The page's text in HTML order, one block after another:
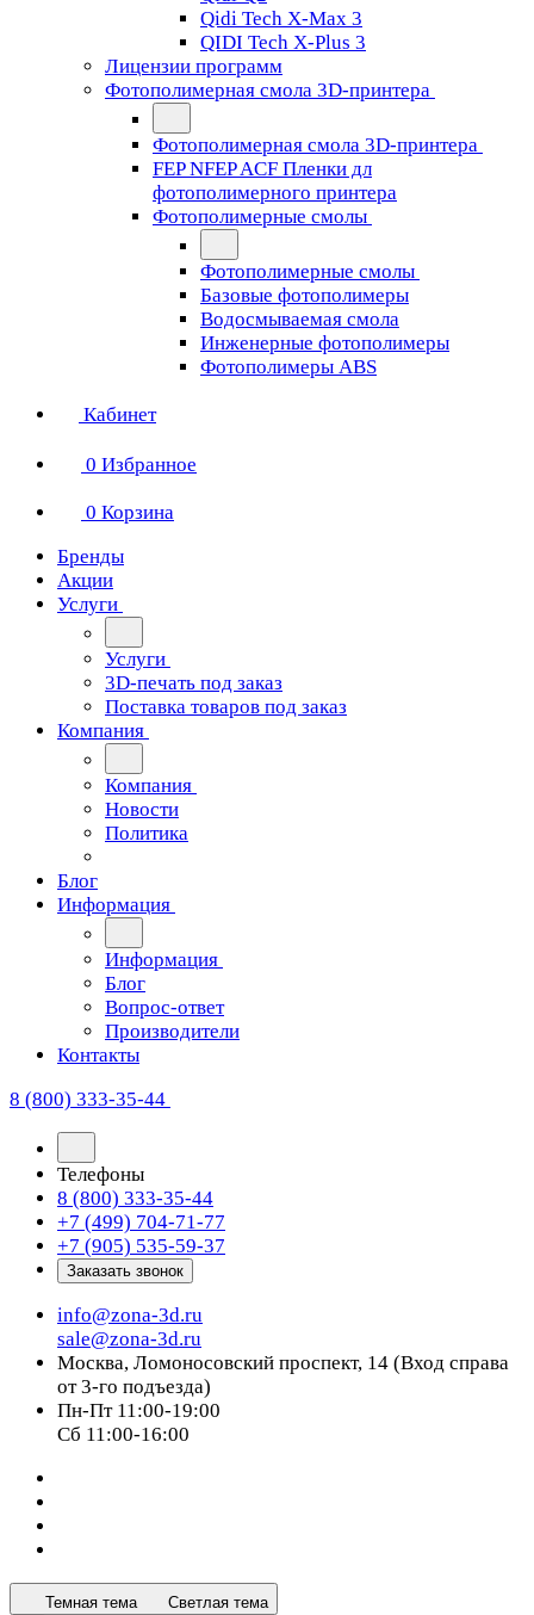
Qidi Tech X-Max 3
QIDI Tech X-Plus 3
Лицензии программ
Фотополимерная смола 3D-принтера
Фотополимерная смола 3D-принтера
FEP NFEP ACF Пленки дл
фотополимерного принтера
Фотополимерные смолы
Фотополимерные смолы
Базовые фотополимеры
Водосмываемая смола
Инженерные фотополимеры
Фотополимеры ABS
Кабинет
0 Избранное
0 Корзина
Бренды
Акции
Услуги
Услуги
3D-печать под заказ
Поставка товаров под заказ
Компания
Компания
Новости
Политика
Блог
Информация
Информация
Блог
Вопрос-ответ
Производители
Контакты
8 (800) 333-35-44
Телефоны
8 (800) 333-35-44
+7 (499) 704-71-77
+7 (905) 535-59-37
Заказать звонок
info@zona-3d.ru
sale@zona-3d.ru
Москва, Ломоносовский проспект, 14 (Вход справа
от 3-го подъезда)
Пн-Пт 11:00-19:00
Сб 11:00-16:00
Темная тема Светлая тема